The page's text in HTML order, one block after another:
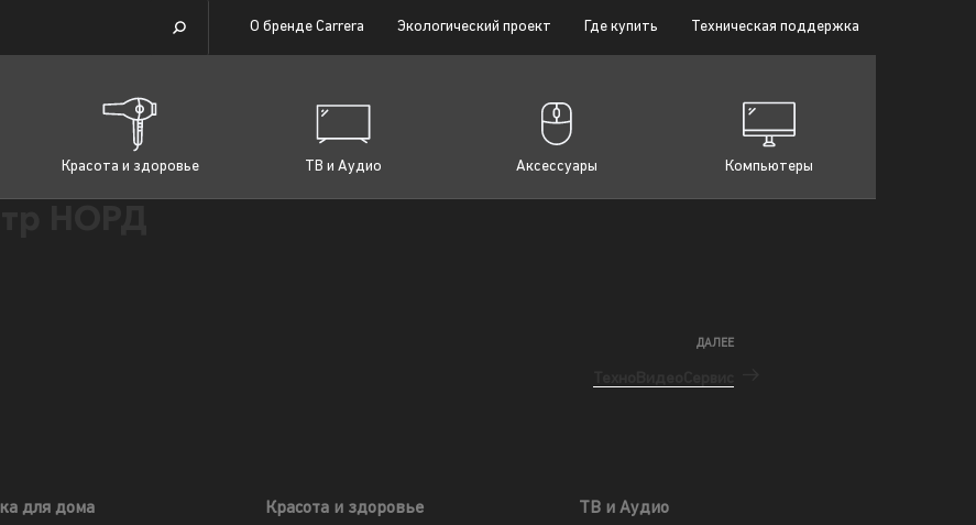
О бренде Carrera Экологический проект Где купить Техническая поддержка
Красота и здоровье ТВ и Аудио Аксессуары Компьютеры
ДАЛЕЕ
для дома Красота и здоровье ТВ и Аудио